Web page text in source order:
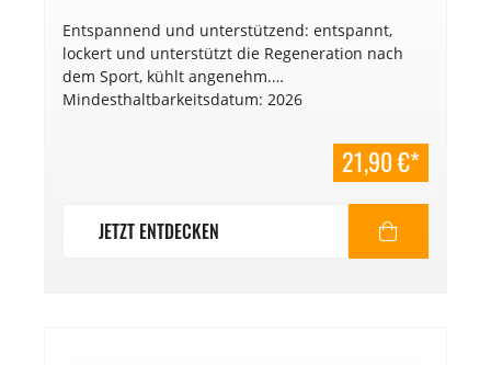
Entspannend und unterstützend: entspannt,
lockert und unterstützt die Regeneration nach
dem Sport, kühlt angenehm.
Mindesthaltbarkeitsdatum: 2026
21,90 €*
JETZT ENTDECKEN